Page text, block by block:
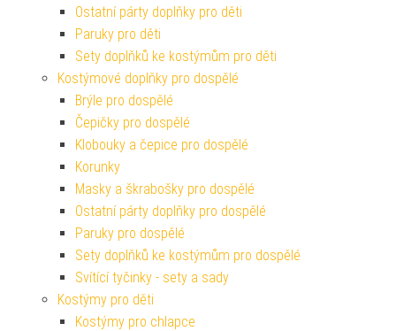
Ostatní párty doplňky pro děti
Paruky pro děti
Sety doplňků ke kostýmům pro děti
Kostýmové doplňky pro dospělé
Brýle pro dospělé
Čepičky pro dospělé
Klobouky a čepice pro dospělé
Korunky
Masky a škrabošky pro dospělé
Ostatní párty doplňky pro dospělé
Paruky pro dospělé
Sety doplňků ke kostýmům pro dospělé
Svítící tyčinky - sety a sady
Kostýmy pro děti
Kostýmy pro chlapce